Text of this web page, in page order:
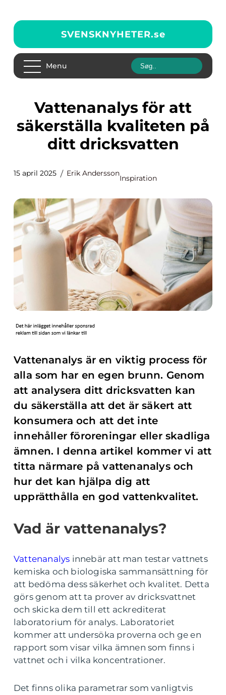
SVENSKNYHETER.se
Menu
Vattenanalys för att
säkerställa kvaliteten på
ditt dricksvatten
15 april 2025 Erik Andersson
Inspiration
Vattenanalys är en viktig process för
alla som har en egen brunn. Genom
att analysera ditt dricksvatten kan
du säkerställa att det är säkert att
konsumera och att det inte
innehåller föroreningar eller skadliga
ämnen. I denna artikel kommer vi att
titta närmare på vattenanalys och
hur det kan hjälpa dig att
upprätthålla en god vattenkvalitet.
Vad är vattenanalys?
Vattenanalys innebär att man testar vattnets
kemiska och biologiska sammansättning för
att bedöma dess säkerhet och kvalitet. Detta
görs genom att ta prover av dricksvattnet
och skicka dem till ett ackrediterat
laboratorium för analys. Laboratoriet
kommer att undersöka proverna och ge en
rapport som visar vilka ämnen som finns i
vattnet och i vilka koncentrationer.
Det finns olika parametrar som vanligtvis